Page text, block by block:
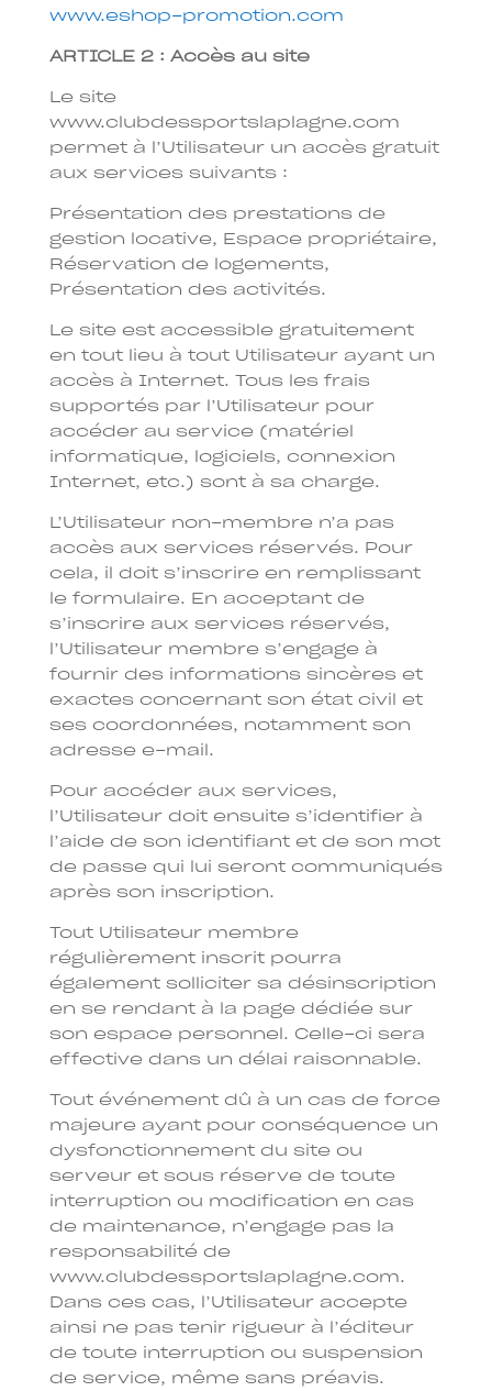
www.eshop-promotion.com
ARTICLE 2 : Accès au site
Le site
www.clubdessportslaplagne.com
permet à l’Utilisateur un accès gratuit
aux services suivants :
Présentation des prestations de
gestion locative, Espace propriétaire,
Réservation de logements,
Présentation des activités.
Le site est accessible gratuitement
en tout lieu à tout Utilisateur ayant un
accès à Internet. Tous les frais
supportés par l’Utilisateur pour
accéder au service (matériel
informatique, logiciels, connexion
Internet, etc.) sont à sa charge.
L’Utilisateur non-membre n’a pas
accès aux services réservés. Pour
cela, il doit s’inscrire en remplissant
le formulaire. En acceptant de
s’inscrire aux services réservés,
l’Utilisateur membre s’engage à
fournir des informations sincères et
exactes concernant son état civil et
ses coordonnées, notamment son
adresse e-mail.
Pour accéder aux services,
l’Utilisateur doit ensuite s’identifier à
l’aide de son identifiant et de son mot
de passe qui lui seront communiqués
après son inscription.
Tout Utilisateur membre
régulièrement inscrit pourra
également solliciter sa désinscription
en se rendant à la page dédiée sur
son espace personnel. Celle-ci sera
effective dans un délai raisonnable.
Tout événement dû à un cas de force
majeure ayant pour conséquence un
dysfonctionnement du site ou
serveur et sous réserve de toute
interruption ou modification en cas
de maintenance, n’engage pas la
responsabilité de
www.clubdessportslaplagne.com.
Dans ces cas, l’Utilisateur accepte
ainsi ne pas tenir rigueur à l’éditeur
de toute interruption ou suspension
de service, même sans préavis.